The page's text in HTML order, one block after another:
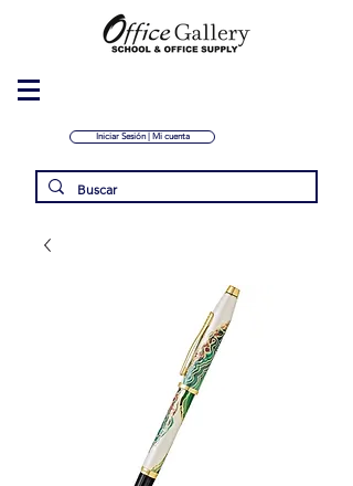
Iniciar Sesión | Mi cuenta